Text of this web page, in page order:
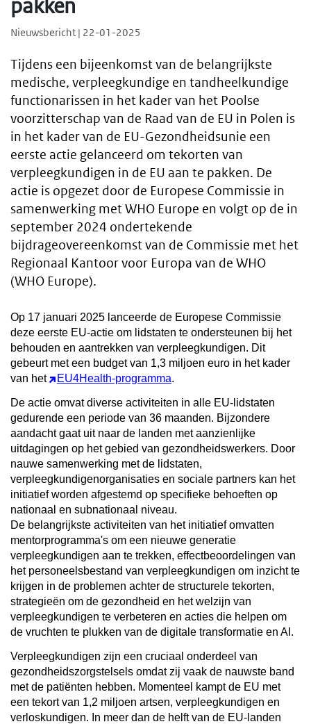
pakken
Nieuwsbericht | 22-01-2025
Tijdens een bijeenkomst van de belangrijkste
medische, verpleegkundige en tandheelkundige
functionarissen in het kader van het Poolse
voorzitterschap van de Raad van de EU in Polen is
in het kader van de EU-Gezondheidsunie een
eerste actie gelanceerd om tekorten van
verpleegkundigen in de EU aan te pakken. De
actie is opgezet door de Europese Commissie in
samenwerking met WHO Europe en volgt op de in
september 2024 ondertekende
bijdrageovereenkomst van de Commissie met het
Regionaal Kantoor voor Europa van de WHO
(WHO Europe).
Op 17 januari 2025 lanceerde de Europese Commissie
deze eerste EU-actie om lidstaten te ondersteunen bij het
behouden en aantrekken van verpleegkundigen. Dit
gebeurt met een budget van 1,3 miljoen euro in het kader
van het
EU4Health-programma.
De actie omvat diverse activiteiten in alle EU-lidstaten
gedurende een periode van 36 maanden. Bijzondere
aandacht gaat uit naar de landen met aanzienlijke
uitdagingen op het gebied van gezondheidswerkers. Door
nauwe samenwerking met de lidstaten,
verpleegkundigenorganisaties en sociale partners kan het
initiatief worden afgestemd op specifieke behoeften op
nationaal en subnationaal niveau.
De belangrijkste activiteiten van het initiatief omvatten
mentorprogramma's om een nieuwe generatie
verpleegkundigen aan te trekken, effectbeoordelingen van
het personeelsbestand van verpleegkundigen om inzicht te
krijgen in de problemen achter de structurele tekorten,
strategieën om de gezondheid en het welzijn van
verpleegkundigen te verbeteren en acties die helpen om
de vruchten te plukken van de digitale transformatie en AI.
Verpleegkundigen zijn een cruciaal onderdeel van
gezondheidszorgstelsels omdat zij vaak de nauwste band
met de patiënten hebben. Momenteel kampt de EU met
een tekort van 1,2 miljoen artsen, verpleegkundigen en
verloskundigen. In meer dan de helft van de EU-landen